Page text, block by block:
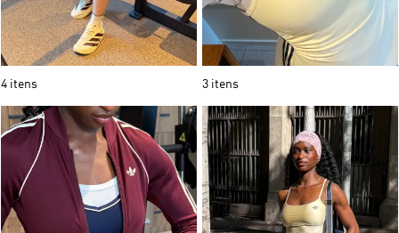
4 itens 3 itens